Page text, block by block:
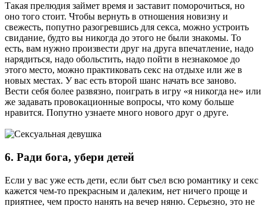
Такая прелюдия займет время и заставит поморочиться, но
оно того стоит. Чтобы вернуть в отношения новизну и
свежесть, попутно разогревшись для секса, можно устроить
свидание, будто вы никогда до этого не были знакомы. То
есть, вам нужно произвести друг на друга впечатление, надо
нарядиться, надо обольстить, надо пойти в незнакомое до
этого место, можно практиковать секс на отдыхе или же в
новых местах. У вас есть второй шанс начать все заново.
Вести себя более развязно, поиграть в игру «я никогда не» или
же задавать провокационные вопросы, что кому больше
нравится. Попутно узнаете много нового друг о друге.
6. Ради бога, убери детей
Если у вас уже есть дети, если быт съел всю романтику и секс
кажется чем-то прекрасным и далеким, нет ничего проще и
приятнее, чем просто нанять на вечер няню. Серьезно, это не